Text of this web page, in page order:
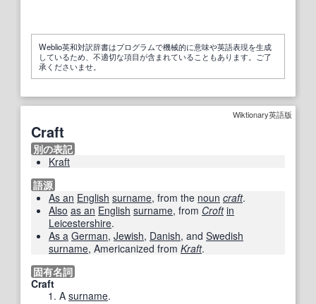
Weblio英和対訳辞書はプログラムで機械的に意味や英語表現を生成
しているため、不適切な項目が含まれていることもあります。ご了
承くださいませ。
Wiktionary英語版
Craft
別の表記
Kraft
語源
As an English surname, from the noun craft.
Also as an English surname, from Croft in
Leicestershire.
As a German, Jewish, Danish, and Swedish
surname, Americanized from Kraft.
固有名詞
Craft
A surname.